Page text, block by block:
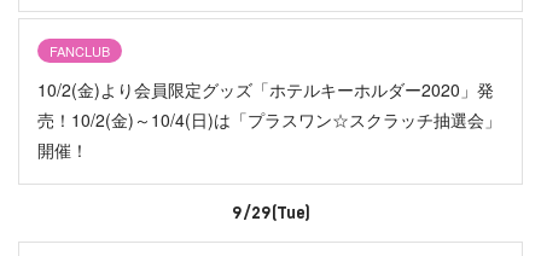
FANCLUB
10/2(金)より会員限定グッズ「ホテルキーホルダー2020」発
売！10/2(金)～10/4(日)は「プラスワン☆スクラッチ抽選会」
開催！
9/29(Tue)